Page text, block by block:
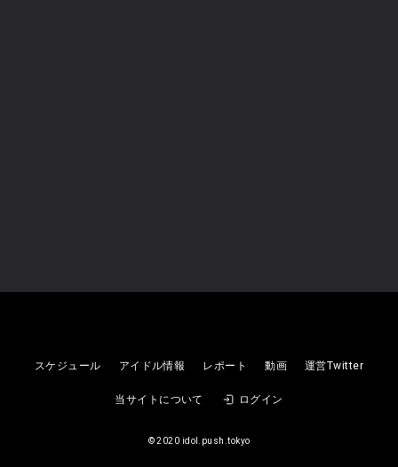
【定期公演】開歌-かいか-定期公演
スケジュール アイドル情報 レポート 動画 運営Twitter
当サイトについて ログイン
©︎ 2020 idol.push.tokyo